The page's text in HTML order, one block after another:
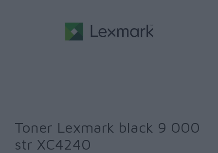
Toner Lexmark black 9 000
str XC4240